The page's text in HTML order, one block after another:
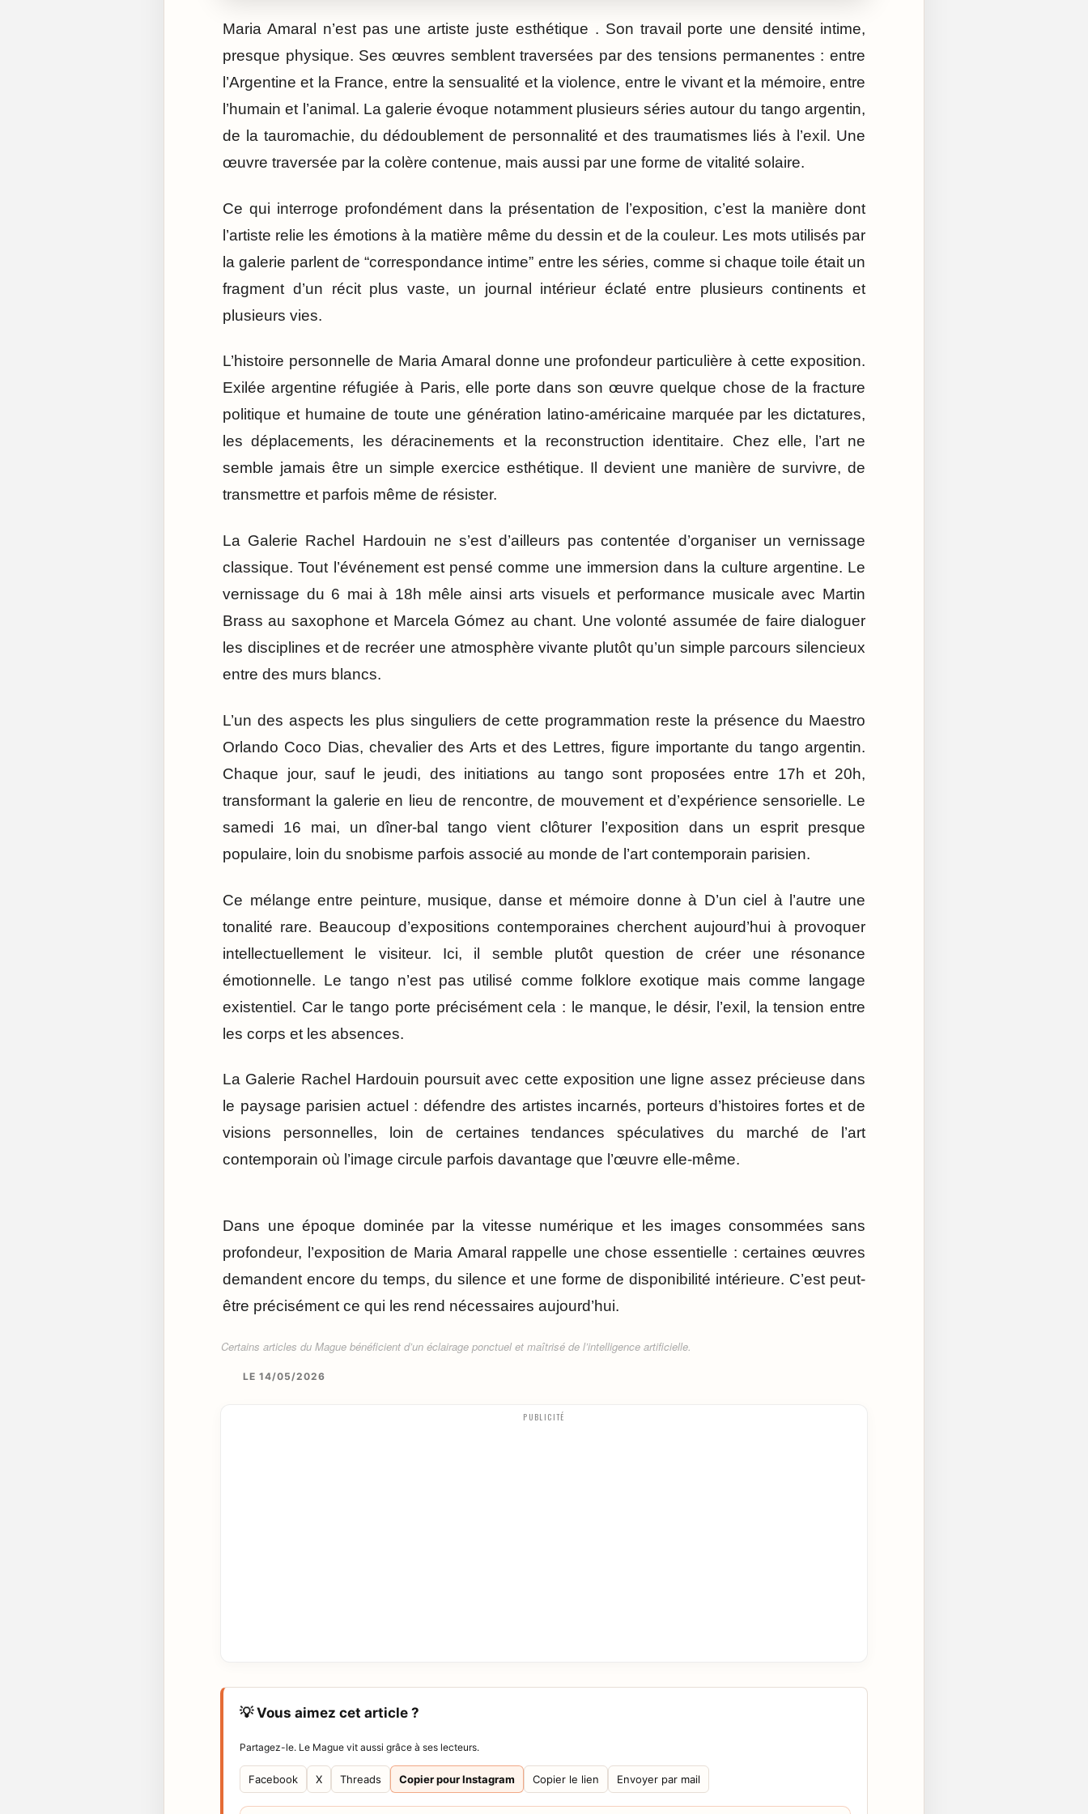
Maria Amaral n’est pas une artiste juste esthétique . Son travail porte une densité intime,
presque physique. Ses œuvres semblent traversées par des tensions permanentes : entre
l’Argentine et la France, entre la sensualité et la violence, entre le vivant et la mémoire, entre
l’humain et l’animal. La galerie évoque notamment plusieurs séries autour du tango argentin,
de la tauromachie, du dédoublement de personnalité et des traumatismes liés à l’exil. Une
œuvre traversée par la colère contenue, mais aussi par une forme de vitalité solaire.
Ce qui interroge profondément dans la présentation de l’exposition, c’est la manière dont
l’artiste relie les émotions à la matière même du dessin et de la couleur. Les mots utilisés par
la galerie parlent de “correspondance intime” entre les séries, comme si chaque toile était un
fragment d’un récit plus vaste, un journal intérieur éclaté entre plusieurs continents et
plusieurs vies.
L’histoire personnelle de Maria Amaral donne une profondeur particulière à cette exposition.
Exilée argentine réfugiée à Paris, elle porte dans son œuvre quelque chose de la fracture
politique et humaine de toute une génération latino-américaine marquée par les dictatures,
les déplacements, les déracinements et la reconstruction identitaire. Chez elle, l’art ne
semble jamais être un simple exercice esthétique. Il devient une manière de survivre, de
transmettre et parfois même de résister.
La Galerie Rachel Hardouin ne s’est d’ailleurs pas contentée d’organiser un vernissage
classique. Tout l’événement est pensé comme une immersion dans la culture argentine. Le
vernissage du 6 mai à 18h mêle ainsi arts visuels et performance musicale avec Martin
Brass au saxophone et Marcela Gómez au chant. Une volonté assumée de faire dialoguer
les disciplines et de recréer une atmosphère vivante plutôt qu’un simple parcours silencieux
entre des murs blancs.
L’un des aspects les plus singuliers de cette programmation reste la présence du Maestro
Orlando Coco Dias, chevalier des Arts et des Lettres, figure importante du tango argentin.
Chaque jour, sauf le jeudi, des initiations au tango sont proposées entre 17h et 20h,
transformant la galerie en lieu de rencontre, de mouvement et d’expérience sensorielle. Le
samedi 16 mai, un dîner-bal tango vient clôturer l’exposition dans un esprit presque
populaire, loin du snobisme parfois associé au monde de l’art contemporain parisien.
Ce mélange entre peinture, musique, danse et mémoire donne à D’un ciel à l’autre une
tonalité rare. Beaucoup d’expositions contemporaines cherchent aujourd’hui à provoquer
intellectuellement le visiteur. Ici, il semble plutôt question de créer une résonance
émotionnelle. Le tango n’est pas utilisé comme folklore exotique mais comme langage
existentiel. Car le tango porte précisément cela : le manque, le désir, l’exil, la tension entre
les corps et les absences.
La Galerie Rachel Hardouin poursuit avec cette exposition une ligne assez précieuse dans
le paysage parisien actuel : défendre des artistes incarnés, porteurs d’histoires fortes et de
visions personnelles, loin de certaines tendances spéculatives du marché de l’art
contemporain où l’image circule parfois davantage que l’œuvre elle-même.
Dans une époque dominée par la vitesse numérique et les images consommées sans
profondeur, l’exposition de Maria Amaral rappelle une chose essentielle : certaines œuvres
demandent encore du temps, du silence et une forme de disponibilité intérieure. C’est peut-
être précisément ce qui les rend nécessaires aujourd’hui.
Certains articles du Mague bénéficient d’un éclairage ponctuel et maîtrisé de l’intelligence artificielle.
LE 14/05/2026
PUBLICITÉ
💡 Vous aimez cet article ?
Partagez-le. Le Mague vit aussi grâce à ses lecteurs.
Facebook X Threads Copier pour Instagram Copier le lien Envoyer par mail